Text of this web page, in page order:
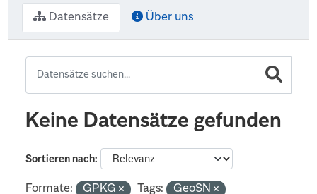
Datensätze Über uns
Keine Datensätze gefunden
Sortieren nach
Formate: GPKG Tags:
GeoSN